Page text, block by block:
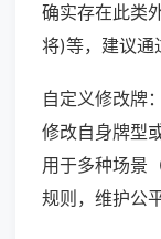
确实存在此类
将)等，建议通
自定义修改牌
修改自身牌型
用于多种场景
规则，维护公